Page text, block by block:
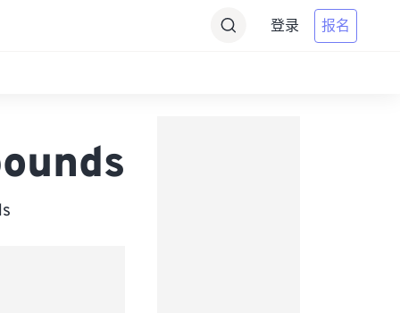
登录 报名